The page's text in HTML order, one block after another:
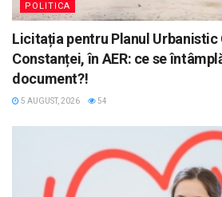
POLITICA
Licitația pentru Planul Urbanistic
Constanței, în AER: ce se
document?!
5 AUGUST, 2026 54